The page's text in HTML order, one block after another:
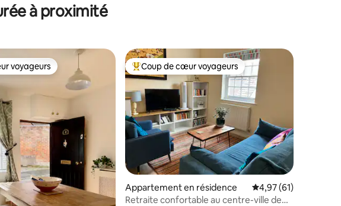
à proximité
de 313 commentaires : 4,98 sur 5
voyageurs
voyageurs Coups de cœur voyageurs les plus appréciés
Coup de cœur voyageurs
Appartement en résidence Évaluation moyenne
4,97 (61)
Retraite confortable au centre-ville de